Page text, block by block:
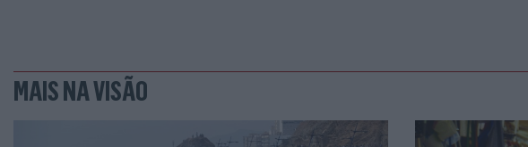
MAIS NA VISÃO